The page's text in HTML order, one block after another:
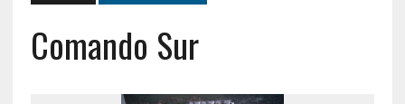
Comando Sur